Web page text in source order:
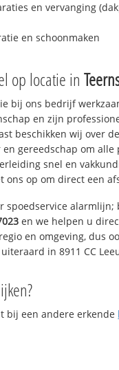
en vervanging
en schoonmaken
op locatie in
bij ons bedrijf
en zijn
beschikken wij over
gereedschap om alle
snel en
ons op om direct een
spoedservice alarmlijn;
en we helpen u
en omgeving, dus
in 8911 CC
bij een andere erkende